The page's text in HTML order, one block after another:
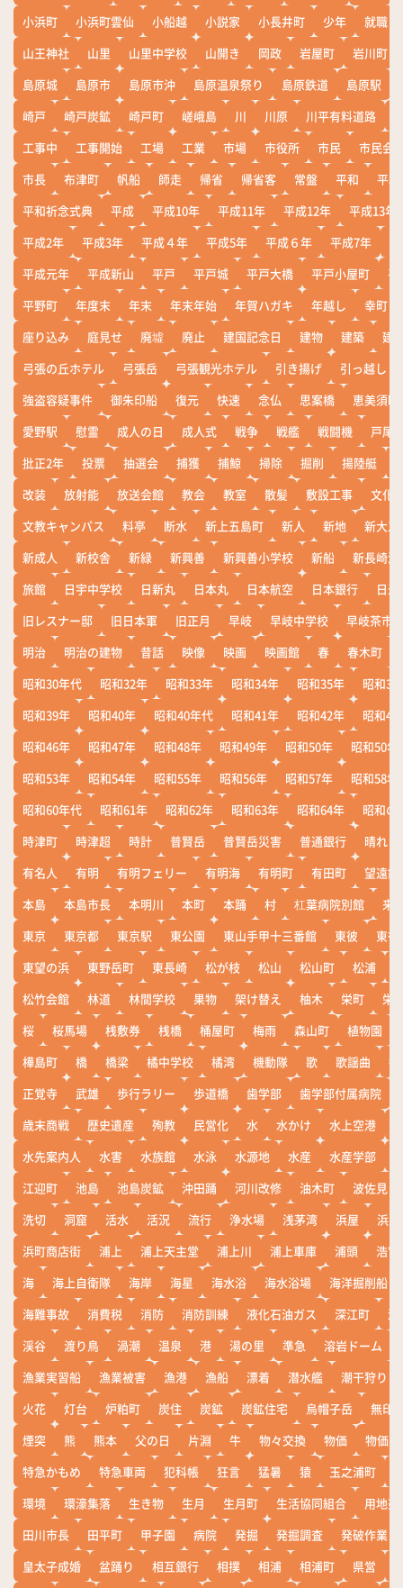
小浜町 小浜町雲仙 小船越 小説家 小長井町 少年
就職
山王神社
山里 山里中学校 山開き 岡政 岩屋町
岩川町
島原城
島原市 島原市沖 島原温泉祭り 島原鉄道 島原駅
崎戸
崎戸炭鉱 崎戸町 嵯峨島 川 川原 川平有料道路
工事中
工事開始 工場 工業 市場 市役所 市民
市民会
市長
布津町 帆船 師走 帰省 帰省客 常盤 平和
平
平和祈念式典
平成 平成10年 平成11年 平成12年
平成13年
平成2年
平成3年 平成４年 平成5年 平成６年 平成7年
平成元年
平成新山 平戸 平戸城 平戸大橋 平戸小屋町
平
平野町
年度末 年末 年末年始 年賀ハガキ 年越し
幸町
座り込み
庭見せ 廃墟 廃止 建国記念日 建物 建築
建
弓張の丘ホテル
弓張岳 弓張観光ホテル 引き揚げ
引っ越し
強盗容疑事件
御朱印船 復元 快速 念仏 思案橋
恵美須町
愛野駅
慰霊 成人の日 成人式 戦争 戦艦 戦闘機
戸尾
批正2年
投票 抽選会 捕獲 捕鯨 掃除 掘削 揚陸艇
改装
放射能 放送会館 教会 教室 散髪 敷設工事
文化
文教キャンパス
料亭 断水 新上五島町 新人 新地
新大工
新成人
新校舎 新緑 新興善 新興善小学校 新船
新長崎漁
旅館
日宇中学校 日新丸 日本丸 日本航空 日本銀行
日
旧レスナー邸
旧日本軍 旧正月 早岐 早岐中学校
早岐茶市
明治
明治の建物 昔話 映像 映画 映画館 春 春木町
昭和30年代
昭和32年 昭和33年 昭和34年 昭和35年
昭和36
昭和39年
昭和40年 昭和40年代 昭和41年 昭和42年
昭和43
昭和46年
昭和47年 昭和48年 昭和49年 昭和50年
昭和50年
昭和53年
昭和54年 昭和55年 昭和56年 昭和57年
昭和58年
昭和60年代
昭和61年 昭和62年 昭和63年 昭和64年
昭和の
時津町
時津超 時計 普賢岳 普賢岳災害 普通銀行
晴れ
有名人
有明 有明フェリー 有明海 有明町 有田町
望遠鏡
本島
本島市長 本明川 本町 本踊 村 杠葉病院別館
来
東京
東京都 東京駅 東公園 東山手甲十三番館 東彼
東彼
東望の浜
東野岳町 東長崎 松が枝 松山 松山町 松浦
松竹会館
林道 林間学校 果物 架け替え 柚木 栄町
栄
桜
桜馬場 桟敷券 桟橋 桶屋町 梅雨 森山町 植物園
樺島町
橋 橋梁 橘中学校 橘湾 機動隊 歌 歌謡曲
正覚寺
武雄 歩行ラリー 歩道橋 歯学部 歯学部付属病院
歳末商戦
歴史遺産 殉教 民営化 水 水かけ 水上空港
水先案内人
水害 水族館 水泳 水源地 水産 水産学部
江迎町
池島 池島炭鉱 沖田踊 河川改修 油木町
波佐見
洗切
洞窟 活水 活況 流行 浄水場 浅茅湾 浜屋
浜
浜町商店街
浦上 浦上天主堂 浦上川 浦上車庫 浦頭
浩宮
海
海上自衛隊 海岸 海星 海水浴 海水浴場
海洋掘削船
海難事故
消費税 消防 消防訓練 液化石油ガス 深江町
淵
渓谷
渡り鳥 渦潮 温泉 港 湯の里 準急 溶岩ドーム
漁業実習船
漁業被害 漁港 漁船 漂着 潜水艦
潮干狩り
火花
灯台 炉粕町 炭住 炭鉱 炭鉱住宅 烏帽子岳
無印
煙突
熊 熊本 父の日 片淵 牛 物々交換 物価
物価高
特急かもめ
特急車両 犯科帳 狂言 猛暑 猿 玉之浦町
環境
環濠集落 生き物 生月 生月町 生活協同組合
用地売
田川市長
田平町 甲子園 病院 発掘 発掘調査
発破作業
皇太子成婚
盆踊り 相互銀行 相撲 相浦 相浦町 県営